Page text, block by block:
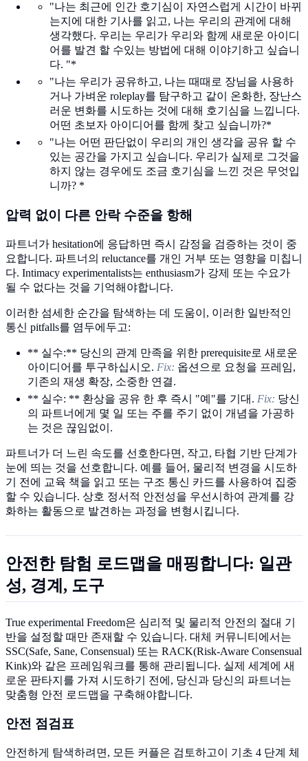
"나는 최근에 인간 호기심이 자연스럽게 시간이 바뀌
는지에 대한 기사를 읽고, 나는 우리의 관계에 대해
생각했다. 우리는 우리가 우리와 함께 새로운 아이디
어를 발견 할 수있는 방법에 대해 이야기하고 싶습니
다. "*
"나는 우리가 공유하고, 나는 때때로 장님을 사용하
거나 가벼운 roleplay를 탐구하고 같이 온화한, 장난스
러운 변화를 시도하는 것에 대해 호기심을 느낍니다.
어떤 초보자 아이디어를 함께 찾고 싶습니까?*
"나는 어떤 판단없이 우리의 개인 생각을 공유 할 수
있는 공간을 가지고 싶습니다. 우리가 실제로 그것을
하지 않는 경우에도 조금 호기심을 느낀 것은 무엇입
니까? *
압력 없이 다른 안락 수준을 항해
파트너가 hesitation에 응답하면 즉시 감정을 검증하는 것이 중
요합니다. 파트너의 reluctance를 개인 거부 또는 영향을 미칩니
다. Intimacy experimentalists는 enthusiasm가 강제 또는 수요가
될 수 없다는 것을 기억해야합니다.
이러한 섬세한 순간을 탐색하는 데 도움이, 이러한 일반적인
통신 pitfalls를 염두에두고:
** 실수:** 당신의 관계 만족을 위한 prerequisite로 새로운
아이디어를 투구하십시오. Fix: 옵션으로 요청을 프레임,
기존의 재생 확장, 소중한 연결.
** 실수: ** 환상을 공유 한 후 즉시 "예"를 기대. Fix: 당신
의 파트너에게 몇 일 또는 주를 주기 없이 개념을 가공하
는 것은 끊임없이.
파트너가 더 느린 속도를 선호한다면, 작고, 타협 기반 단계가
눈에 띄는 것을 선호합니다. 예를 들어, 물리적 변경을 시도하
기 전에 교육 책을 읽고 또는 구조 통신 카드를 사용하여 집중
할 수 있습니다. 상호 정서적 안전성을 우선시하여 관계를 강
화하는 활동으로 발견하는 과정을 변형시킵니다.
안전한 탐험 로드맵을 매핑합니다: 일관
성, 경계, 도구
True experimental Freedom은 심리적 및 물리적 안전의 절대 기
반을 설정할 때만 존재할 수 있습니다. 대체 커뮤니티에서는
SSC(Safe, Sane, Consensual) 또는 RACK(Risk-Aware Consensual
Kink)와 같은 프레임워크를 통해 관리됩니다. 실제 세계에 새
로운 판타지를 가져 시도하기 전에, 당신과 당신의 파트너는
맞춤형 안전 로드맵을 구축해야합니다.
안전 점검표
안전하게 탐색하려면, 모든 커플은 검토하고이 기초 4 단계 체